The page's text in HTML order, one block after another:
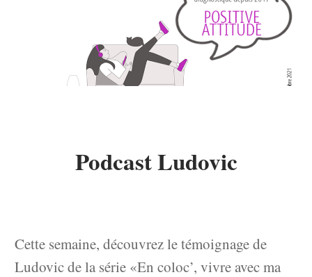
Podcast Ludovic
Cette semaine, découvrez le témoignage de
Ludovic de la série «En coloc’, vivre avec ma